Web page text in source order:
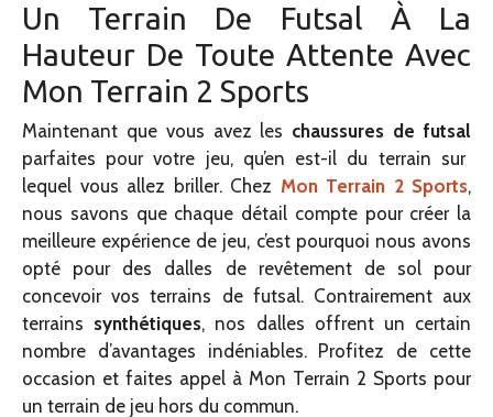
Un Terrain De Futsal À La
Hauteur De Toute Attente Avec
Mon Terrain 2 Sports
Maintenant que vous avez les chaussures de futsal
parfaites pour votre jeu, qu’en est-il du terrain sur
lequel vous allez briller. Chez Mon Terrain 2 Sports,
nous savons que chaque détail compte pour créer la
meilleure expérience de jeu, c’est pourquoi nous avons
opté pour des dalles de revêtement de sol pour
concevoir vos terrains de futsal. Contrairement aux
terrains synthétiques, nos dalles offrent un certain
nombre d’avantages indéniables. Profitez de cette
occasion et faites appel à Mon Terrain 2 Sports pour
un terrain de jeu hors du commun.